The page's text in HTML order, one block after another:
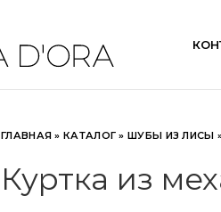
ГЛАВНАЯ »КАТАЛОГ »ШУБЫ ИЗ ЛИСЫ
Куртка из